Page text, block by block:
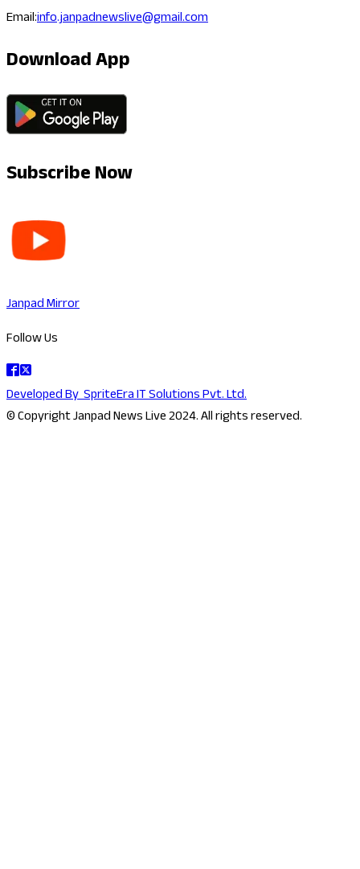
Email:info.janpadnewslive@gmail.com
Download App
Subscribe Now
Janpad Mirror
Follow Us
Developed BySpriteEra IT Solutions Pvt. Ltd.
© Copyright Janpad News Live 2024. All rights reserved.